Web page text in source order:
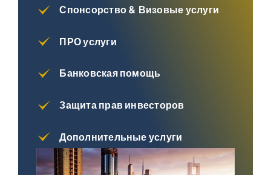
Спонсорство & Визовые услуги
ПРО услуги
Банковская помощь
Защита прав инвесторов
Дополнительные услуги